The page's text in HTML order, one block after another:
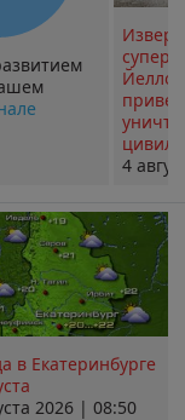
4
в Екатеринбурге
2026 | 08:50